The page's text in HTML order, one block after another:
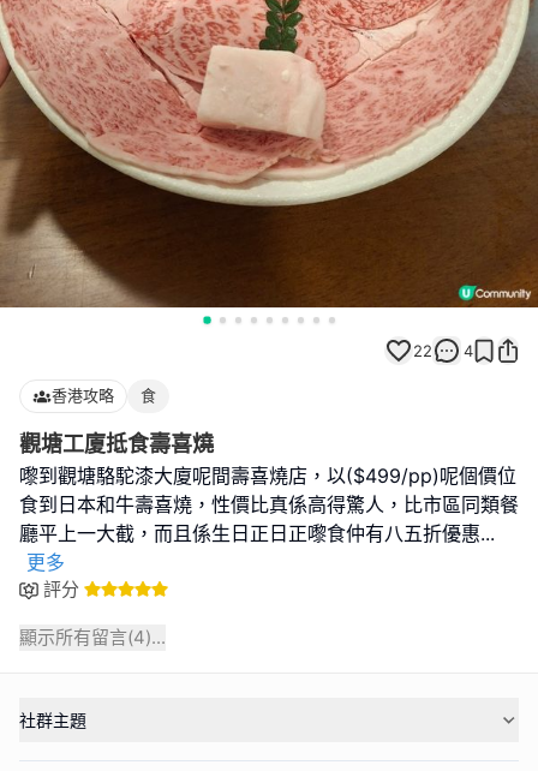
22 4
香港攻略 食
觀塘工廈抵食壽喜燒
嚟到觀塘駱駝漆大廈呢間壽喜燒店，以($499/pp)呢個價位
食到日本和牛壽喜燒，性價比真係高得驚人，比市區同類餐
廳平上一大截，而且係生日正日正嚟食仲有八五折優惠...
更多
評分
顯示所有留言(4)...
社群主題